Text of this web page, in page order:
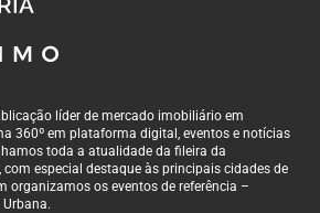
líder de mercado imobiliário em
360º em plataforma digital, eventos e notícias
toda a atualidade da fileira da
especial destaque às principais cidades de
organizamos os eventos de referência –